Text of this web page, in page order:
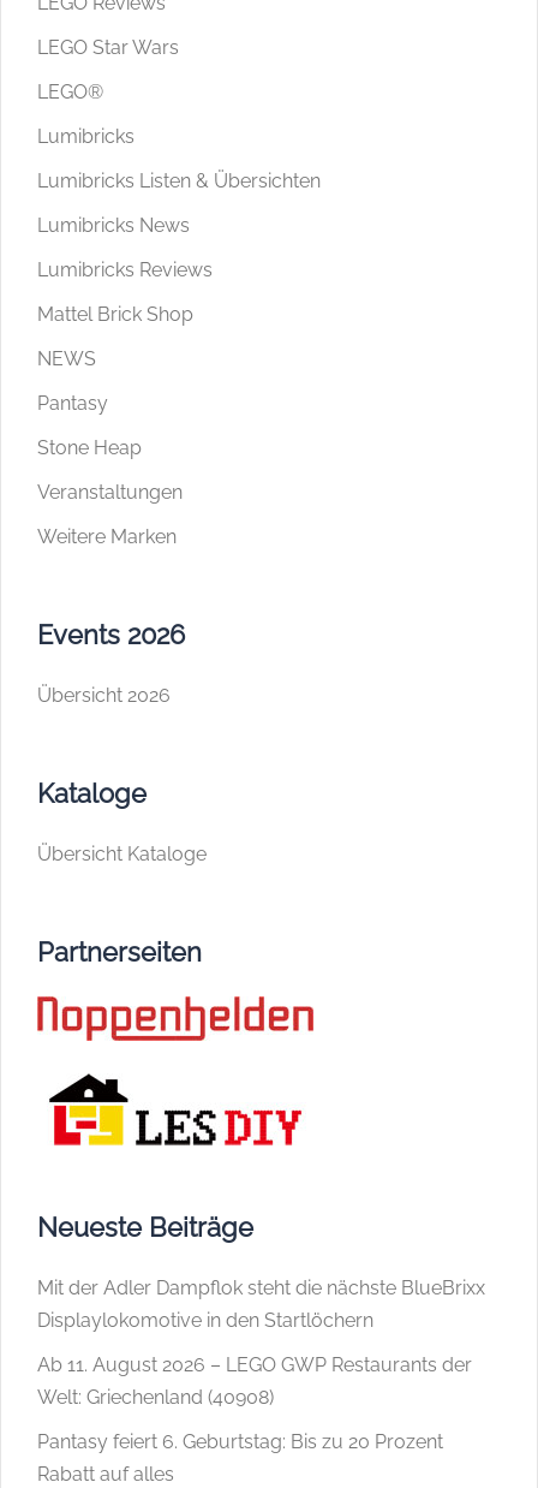
LEGO Star Wars
LEGO®
Lumibricks
Lumibricks Listen & Übersichten
Lumibricks News
Lumibricks Reviews
Mattel Brick Shop
NEWS
Pantasy
Stone Heap
Veranstaltungen
Weitere Marken
Events 2026
Übersicht 2026
Kataloge
Übersicht Kataloge
Partnerseiten
Neueste Beiträge
Mit der Adler Dampflok steht die nächste BlueBrixx
Displaylokomotive in den Startlöchern
Ab 11. August 2026 – LEGO GWP Restaurants der
Welt: Griechenland (40908)
Pantasy feiert 6. Geburtstag: Bis zu 20 Prozent
Rabatt auf alles